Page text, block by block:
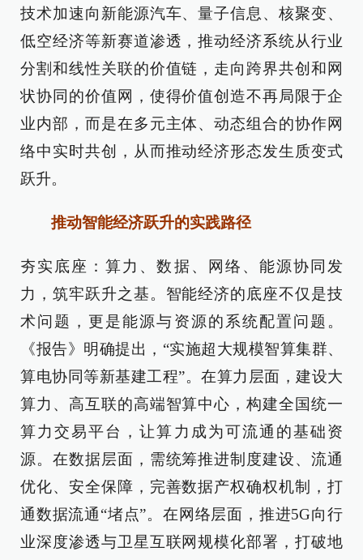
技术加速向新能源汽车、量子信息、核聚变、
低空经济等新赛道渗透，推动经济系统从行业
分割和线性关联的价值链，走向跨界共创和网
状协同的价值网，使得价值创造不再局限于企
业内部，而是在多元主体、动态组合的协作网
络中实时共创，从而推动经济形态发生质变式
跃升。
推动智能经济跃升的实践路径
夯实底座：算力、数据、网络、能源协同发
力，筑牢跃升之基。智能经济的底座不仅是技
术问题，更是能源与资源的系统配置问题。
《报告》明确提出，“实施超大规模智算集群、
算电协同等新基建工程”。在算力层面，建设大
算力、高互联的高端智算中心，构建全国统一
算力交易平台，让算力成为可流通的基础资
源。在数据层面，需统筹推进制度建设、流通
优化、安全保障，完善数据产权确权机制，打
通数据流通“堵点”。在网络层面，推进5G向行
业深度渗透与卫星互联网规模化部署，打破地